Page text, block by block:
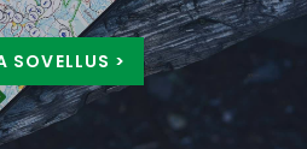
SOVELLUS >